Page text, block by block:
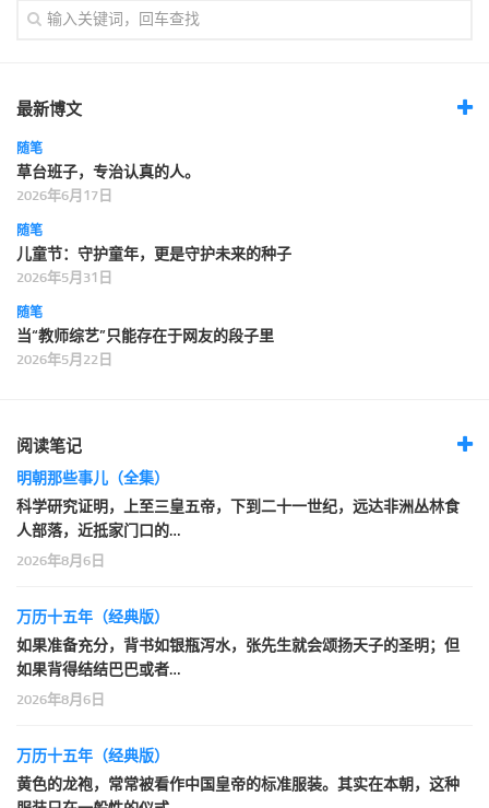
最新博文
随笔
草台班子，专治认真的人。
2026年6月17日
随笔
儿童节：守护童年，更是守护未来的种子
2026年5月31日
随笔
当“教师综艺”只能存在于网友的段子里
2026年5月22日
阅读笔记
明朝那些事儿（全集）
科学研究证明，上至三皇五帝，下到二十一世纪，远达非洲丛林食
人部落，近抵家门口的…
2026年8月6日
万历十五年（经典版）
如果准备充分，背书如银瓶泻水，张先生就会颂扬天子的圣明；但
如果背得结结巴巴或者…
2026年8月6日
万历十五年（经典版）
黄色的龙袍，常常被看作中国皇帝的标准服装。其实在本朝，这种